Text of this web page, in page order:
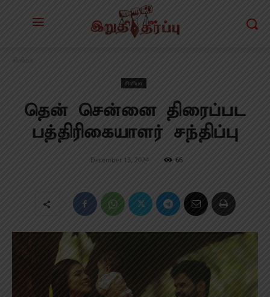
சினிமா
தென் சென்னை திரைப்பட
பத்திரிகையாளர் சந்திப்பு
December 13, 2024 66